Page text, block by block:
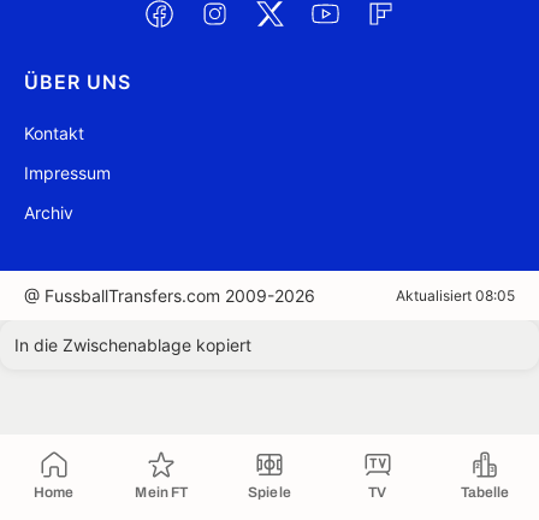
Home Mein FT Spiele TV Tabelle
ÜBER UNS
Kontakt
Impressum
Archiv
@ FussballTransfers.com 2009-2026 Aktualisiert 08:05
In die Zwischenablage kopiert